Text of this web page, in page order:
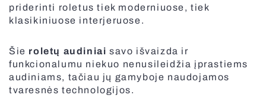
priderinti roletus tiek moderniuose, tiek
klasikiniuose interjeruose.
Šie roletų audiniai savo išvaizda ir
funkcionalumu niekuo nenusileidžia įprastiems
audiniams, tačiau jų gamyboje naudojamos
tvaresnės technologijos.